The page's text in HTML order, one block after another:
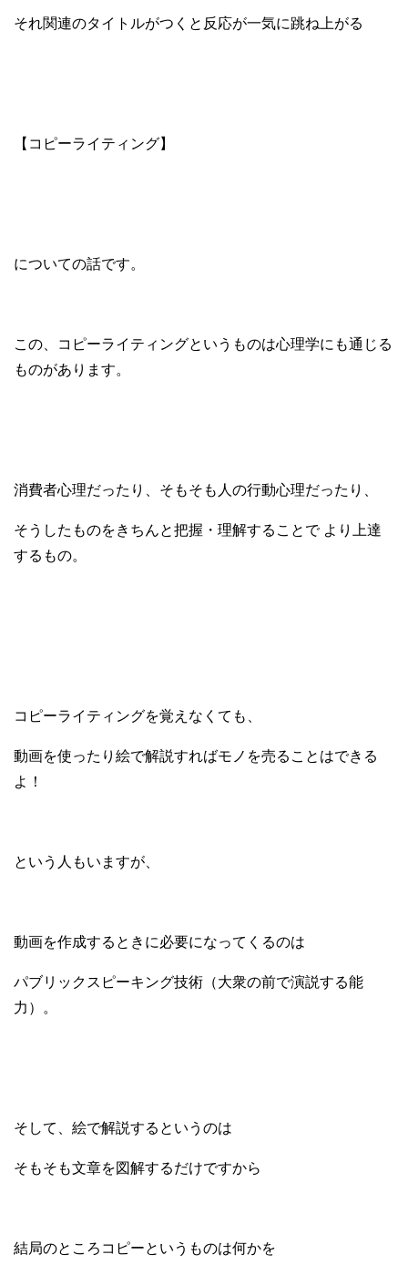
それ関連のタイトルがつくと反応が一気に跳ね上がる
【コピーライティング】
についての話です。
この、コピーライティングというものは心理学にも通じる
ものがあります。
消費者心理だったり、そもそも人の行動心理だったり、
そうしたものをきちんと把握・理解することで より上達
するもの。
コピーライティングを覚えなくても、
動画を使ったり絵で解説すればモノを売ることはできる
よ！
という人もいますが、
動画を作成するときに必要になってくるのは
パブリックスピーキング技術（大衆の前で演説する能
力）。
そして、絵で解説するというのは
そもそも文章を図解するだけですから
結局のところコピーというものは何かを